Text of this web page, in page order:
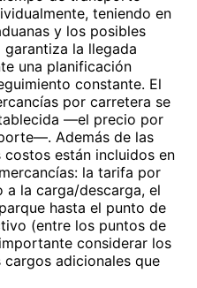
teniendo en
y los posibles
la llegada
una planificación
constante. El
por carretera se
—el precio por
Además de las
están incluidos en
la tarifa por
la carga/descarga, el
hasta el punto de
(entre los puntos de
considerar los
adicionales que